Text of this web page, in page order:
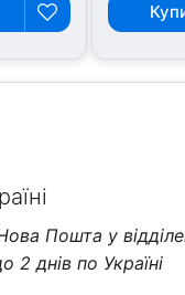
Пошта у
2 днів по Україні